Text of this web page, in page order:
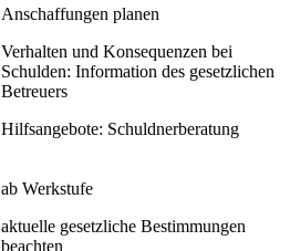
Anschaffungen planen
Verhalten und Konsequenzen bei
Schulden: Information des gesetzlichen
Betreuers
Hilfsangebote: Schuldnerberatung
ab Werkstufe
aktuelle gesetzliche Bestimmungen
beachten